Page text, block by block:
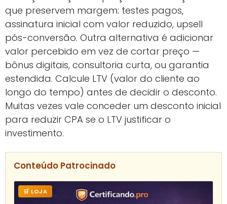
que preservem margem: testes pagos,
assinatura inicial com valor reduzido, upsell
pós-conversão. Outra alternativa é adicionar
valor percebido em vez de cortar preço —
bônus digitais, consultoria curta, ou garantia
estendida. Calcule LTV (valor do cliente ao
longo do tempo) antes de decidir o desconto.
Muitas vezes vale conceder um desconto inicial
para reduzir CPA se o LTV justificar o
investimento.
Conteúdo Patrocinado
🛒 LOJA